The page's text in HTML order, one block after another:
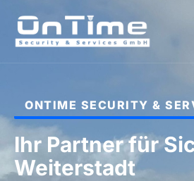
ONTIME SECURITY &
Ihr Partner für
Weiterstadt